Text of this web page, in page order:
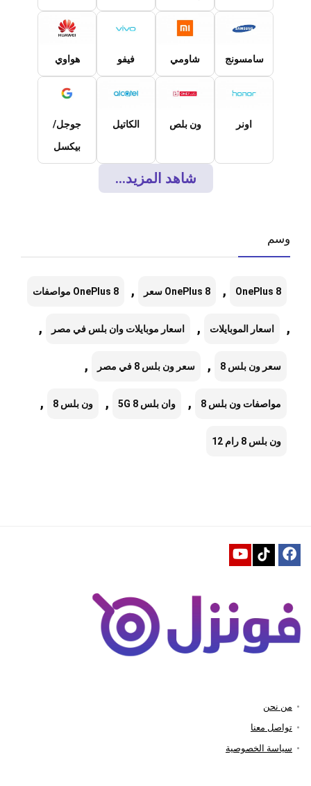
سامسونج شاومي فيفو هواوي
اونر ون بلص الكاتيل
جوجل/
بيكسل
شاهد المزيد...
وسم
OnePlus 8
, OnePlus 8 سعر , OnePlus 8 مواصفات
, اسعار الموبايلات , اسعار موبايلات وان بلس في مصر ,
سعر ون بلس 8 , سعر ون بلس 8 في مصر ,
مواصفات ون بلس 8 , وان بلس 8 5G , ون بلس 8 ,
ون بلس 8 رام 12
من نحن
تواصل معنا
سياسة الخصوصية